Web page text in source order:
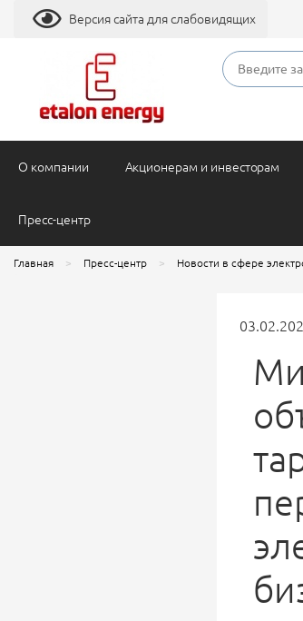
Версия сайта для слабовидящих
О компании Акционерам и инвесторам
Пресс-центр
Главная Пресс-центр Новости в сфере